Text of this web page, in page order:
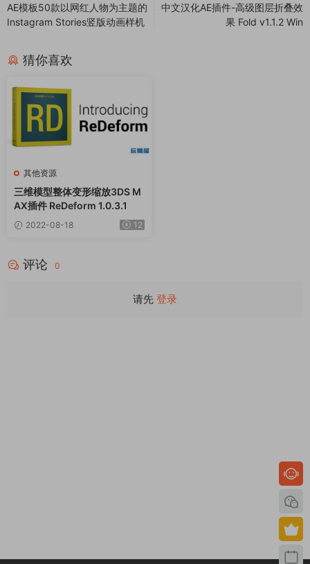
AE模板50款以网红人物为主题的
Instagram Stories竖版动画样机
中文汉化AE插件-高级图层折叠效
果 Fold v1.1.2 Win
猜你喜欢
其他资源
三维模型整体变形缩放3DS M
AX插件 ReDeform 1.0.3.1
2022-08-18 12
评论 0
请先 登录